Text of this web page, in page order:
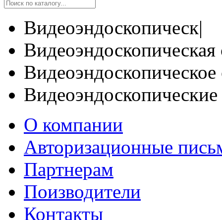
Видеоэндоскопическ|
Видеоэндоскопическая
О компании
Авторизационные
Партнерам
Поизводители
Контакты